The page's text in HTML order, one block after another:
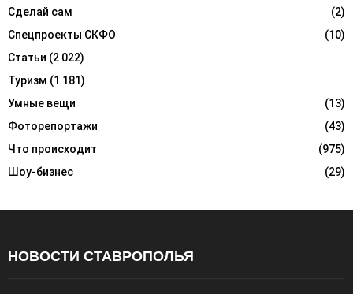
Сделай сам
(2)
Спецпроекты СКФО
(10)
Статьи (2 022)
Туризм (1 181)
Умные вещи
(13)
Фоторепортажи
(43)
Что происходит
(975)
Шоу-бизнес
(29)
НОВОСТИ СТАВРОПОЛЬЯ